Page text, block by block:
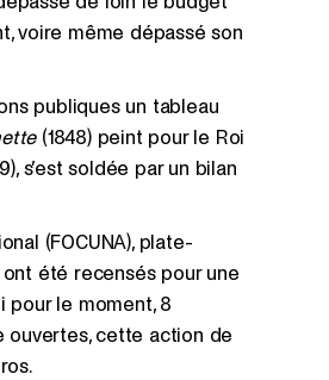
voire même dépassé son
publiques un tableau
(1848) peint pour le Roi
s’est soldée par un bilan
(FOCUNA), plate-
été recensés pour une
pour le moment, 8
ouvertes, cette action de